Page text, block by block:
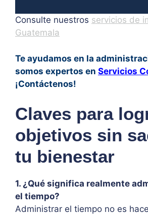
Consulte nuestros servicios de
Guatemala
Te ayudamos en la
somos expertos en Servicios
¡Contáctenos!
Claves para
objetivos sin
tu bienestar
1. ¿Qué significa realmente
el tiempo?
Administrar el tiempo no es